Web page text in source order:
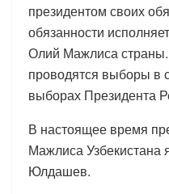
президентом своих
обязанности
Олий Мажлиса
проводятся выборы в
выборах Президента
В настоящее время
Мажлиса Узбекистана
Юлдашев.